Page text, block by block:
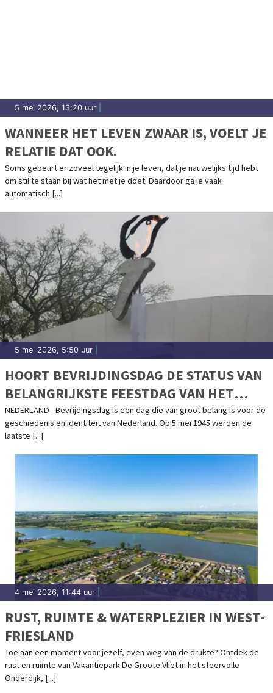
5 mei 2026, 13:20 uur
WANNEER HET LEVEN ZWAAR IS, VOELT JE
RELATIE DAT OOK.
Soms gebeurt er zoveel tegelijk in je leven, dat je nauwelijks tijd hebt
om stil te staan bij wat het met je doet. Daardoor ga je vaak
automatisch [...]
5 mei 2026, 5:50 uur
HOORT BEVRIJDINGSDAG DE STATUS VAN
BELANGRIJKSTE FEESTDAG VAN HET
JAAR TE KRIJGEN?
NEDERLAND - Bevrijdingsdag is een dag die van groot belang is voor de
geschiedenis en identiteit van Nederland. Op 5 mei 1945 werden de
laatste [...]
4 mei 2026, 11:44 uur
RUST, RUIMTE & WATERPLEZIER IN WEST-
FRIESLAND
Toe aan een moment voor jezelf, even weg van de drukte? Ontdek de
rust en ruimte van Vakantiepark De Groote Vliet in het sfeervolle
Onderdijk, [...]